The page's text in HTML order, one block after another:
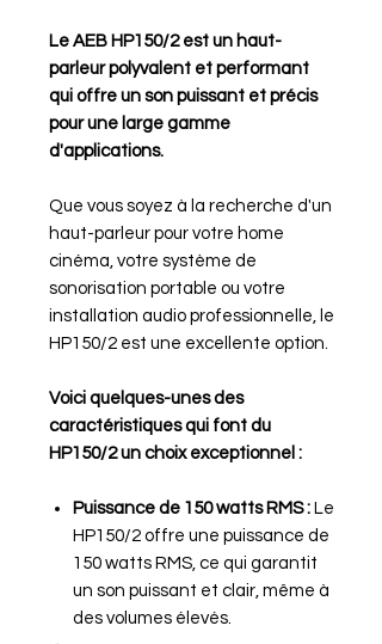
Le AEB HP150/2 est un haut-
parleur polyvalent et performant
qui offre un son puissant et précis
pour une large gamme
d'applications.
Que vous soyez à la recherche d'un
haut-parleur pour votre home
cinéma, votre système de
sonorisation portable ou votre
installation audio professionnelle, le
HP150/2 est une excellente option.
Voici quelques-unes des
caractéristiques qui font du
HP150/2 un choix exceptionnel :
Puissance de 150 watts RMS : Le
HP150/2 offre une puissance de
150 watts RMS, ce qui garantit
un son puissant et clair, même à
des volumes élevés.